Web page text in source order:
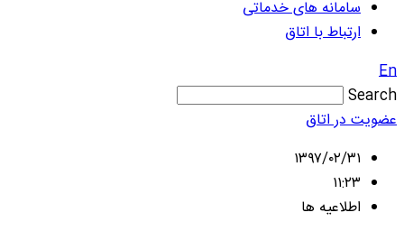
سامانه های خدماتی
ارتباط با اتاق
En
Search
عضویت در اتاق
۱۳۹۷/۰۲/۳۱
۱۱:۲۳
اطلاعیه ها